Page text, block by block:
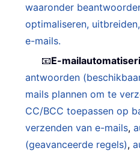
waaronder
optimaliseren,
e-mails.
📧E-
antwoorden
mails plannen om te
CC/BCC toepassen op
verzenden van e-mails,
(geavanceerde regels),